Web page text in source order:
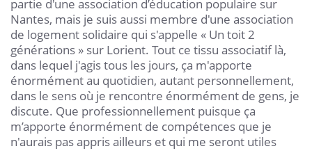
partie d'une association d’éducation populaire sur
Nantes, mais je suis aussi membre d'une association
de logement solidaire qui s'appelle « Un toit 2
générations » sur Lorient. Tout ce tissu associatif là,
dans lequel j'agis tous les jours, ça m'apporte
énormément au quotidien, autant personnellement,
dans le sens où je rencontre énormément de gens, je
discute. Que professionnellement puisque ça
m’apporte énormément de compétences que je
n'aurais pas appris ailleurs et qui me seront utiles